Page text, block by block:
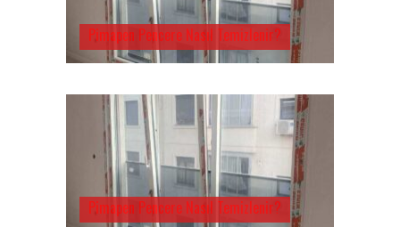
Pimapen Pencere Nasıl Temizlenir?
Pimapen Pencere Nasıl Temizlenir?